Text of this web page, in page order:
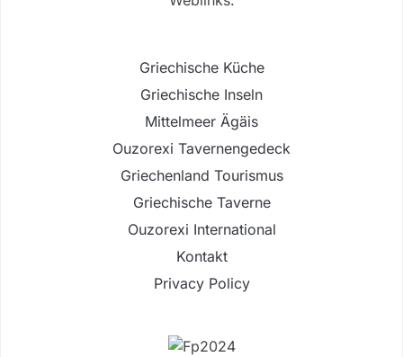
Griechische Küche
Griechische Inseln
Mittelmeer Ägäis
Ouzorexi Tavernengedeck
Griechenland Tourismus
Griechische Taverne
Ouzorexi International
Kontakt
Privacy Policy